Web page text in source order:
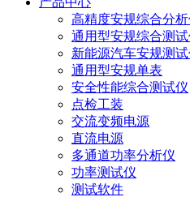
高精度安规综合分析
通用型安规综合测试
新能源汽车安规测试
通用型安规单表
安全性能综合测试仪
点检工装
交流变频电源
直流电源
多通道功率分析仪
功率测试仪
测试软件